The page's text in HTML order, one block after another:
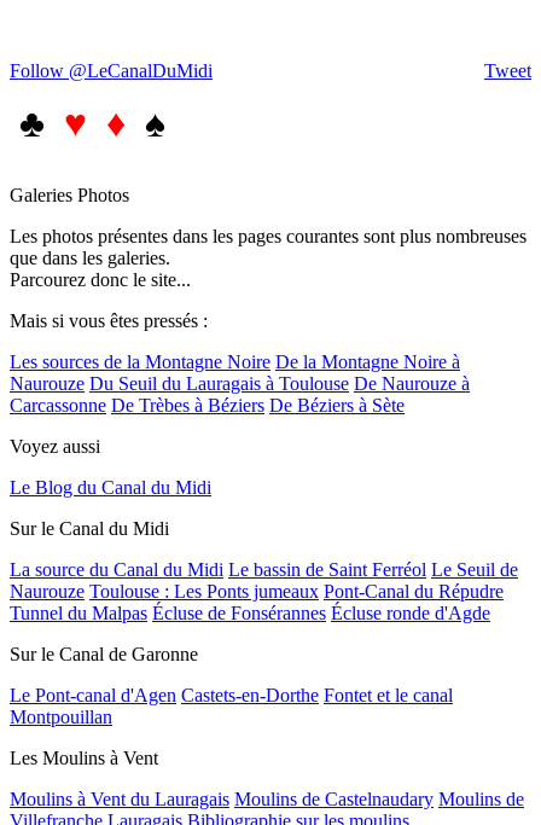
Tweet
Follow @LeCanalDuMidi
♣ ♥ ♦ ♠
Galeries Photos
Les photos présentes dans les pages courantes sont plus nombreuses
que dans les galeries.
Parcourez donc le site...
Mais si vous êtes pressés :
Les sources de la Montagne Noire De la Montagne Noire à
Naurouze Du Seuil du Lauragais à Toulouse De Naurouze à
Carcassonne De Trèbes à Béziers De Béziers à Sète
Voyez aussi
Le Blog du Canal du Midi
Sur le Canal du Midi
La source du Canal du Midi Le bassin de Saint Ferréol Le Seuil de
Naurouze Toulouse : Les Ponts jumeaux Pont-Canal du Répudre
Tunnel du Malpas Écluse de Fonsérannes Écluse ronde d'Agde
Sur le Canal de Garonne
Le Pont-canal d'Agen Castets-en-Dorthe Fontet et le canal
Montpouillan
Les Moulins à Vent
Moulins à Vent du Lauragais Moulins de Castelnaudary Moulins de
Villefranche Lauragais Bibliographie sur les moulins